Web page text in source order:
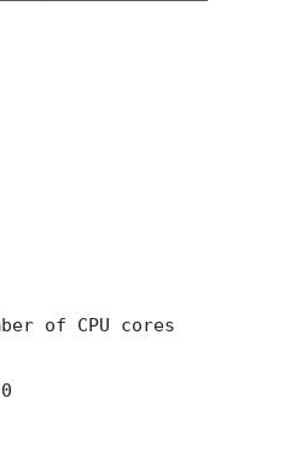
of CPU cores